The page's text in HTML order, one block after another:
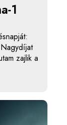
1
zajlik a